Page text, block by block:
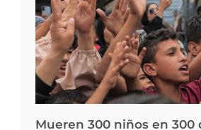
Mueren 300 niños en 300